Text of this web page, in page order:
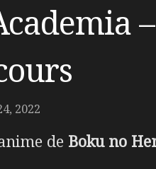
2022
de Boku no